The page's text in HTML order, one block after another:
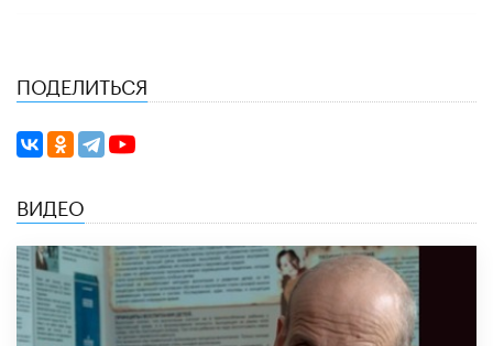
ПОДЕЛИТЬСЯ
ВИДЕО